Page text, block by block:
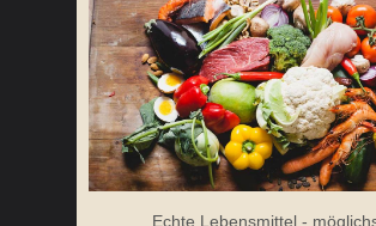
Echte Lebensmittel -